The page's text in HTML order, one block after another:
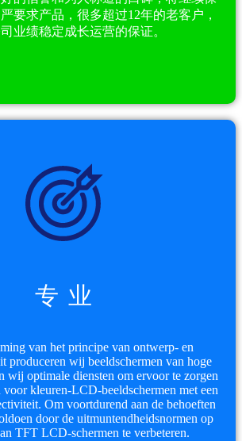
要求产品，很多超过12年的老客户，
业绩稳定成长运营的保证。
专 业
van het principe van ontwerp- en
produceren wij beeldschermen van hoge
wij optimale diensten om ervoor te zorgen
voor kleuren-LCD-beeldschermen met een
Om voortdurend aan de behoeften
door de uitmuntendheidsnormen op
TFT LCD-schermen te verbeteren.